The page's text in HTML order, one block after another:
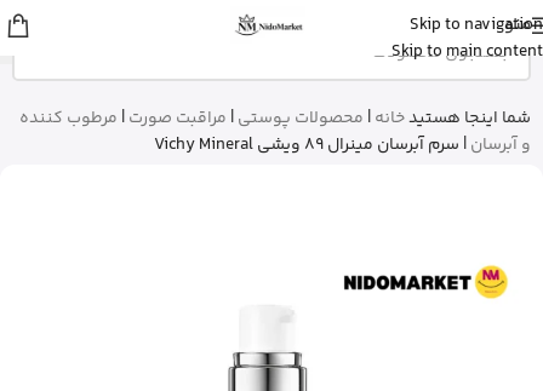
Skip to navigation
Skip to main content
منو
شما اینجا هستیدخانه| محصولات پوستی| مراقبت صورت| مرطوب کننده
و آبرسان| سرم آبرسان مینرال 89 ویشی Vichy Mineral
زهرااز گرگان
کپسول پریورین بایر آلمان رو خرید کرد